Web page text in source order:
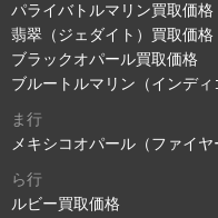
パライバトルマリン買取価格
翡翠（ジェダイト）買取価格
ブラックオパール買取価格
ブルートルマリン（インデ
ま行
メキシコオパール（ファイ
ら行
ルビー買取価格